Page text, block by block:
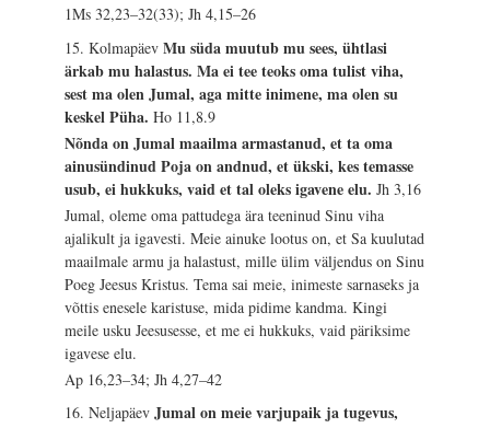
1Ms 32,23–32(33); Jh 4,15–26
15. KolmapäevMu süda muutub mu sees, ühtlasi
ärkab mu halastus. Ma ei tee teoks oma tulist viha,
sest ma olen Jumal, aga mitte inimene, ma olen su
keskel Püha.Ho 11,8.9
Nõnda on Jumal maailma armastanud, et ta oma
ainusündinud Poja on andnud, et ükski, kes temasse
usub, ei hukkuks, vaid et tal oleks igavene elu.Jh 3,16
Jumal, oleme oma pattudega ära teeninud Sinu viha
ajalikult ja igavesti. Meie ainuke lootus on, et Sa kuulutad
maailmale armu ja halastust, mille ülim väljendus on Sinu
Poeg Jeesus Kristus. Tema sai meie, inimeste sarnaseks ja
võttis enesele karistuse, mida pidime kandma. Kingi
meile usku Jeesusesse, et me ei hukkuks, vaid päriksime
igavese elu.
Ap 16,23–34; Jh 4,27–42
16. NeljapäevJumal on meie varjupaik ja tugevus,